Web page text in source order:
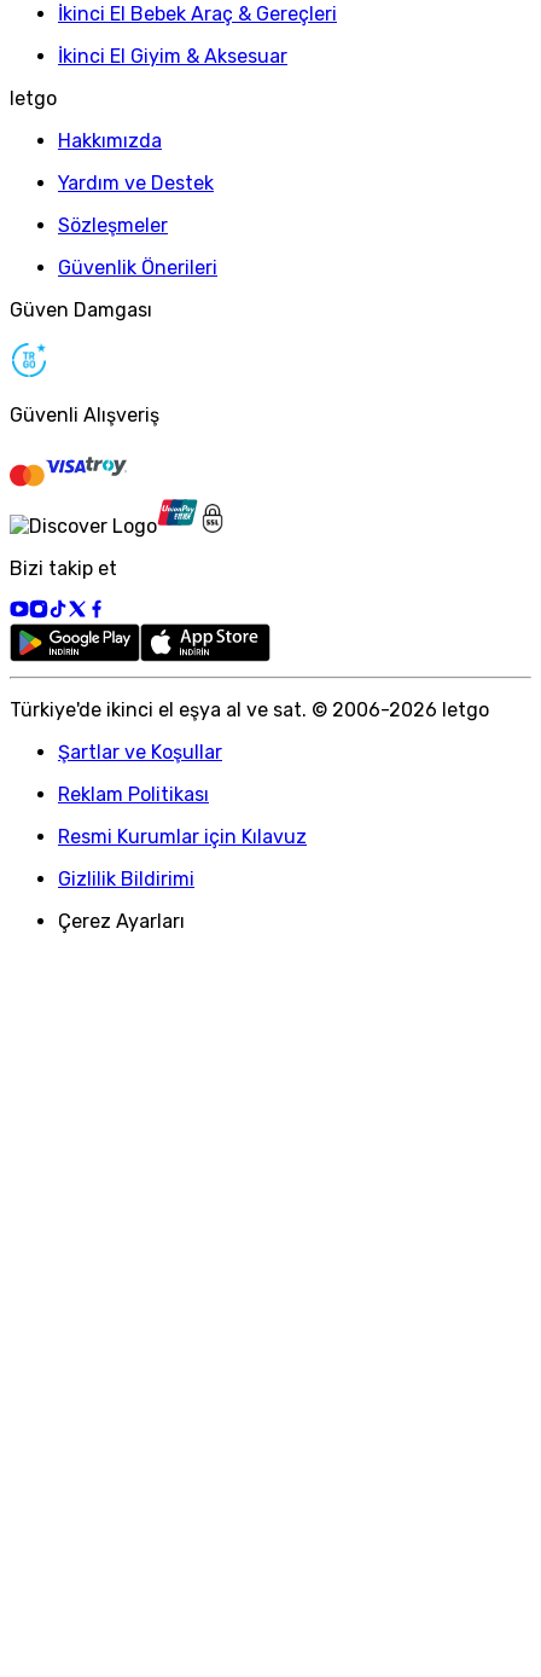
İkinci El Bebek Araç & Gereçleri
İkinci El Giyim & Aksesuar
letgo
Hakkımızda
Yardım ve Destek
Sözleşmeler
Güvenlik Önerileri
Güven Damgası
Güvenli Alışveriş
Bizi takip et
Türkiye'de ikinci el eşya al ve sat. © 2006-2026 letgo
Şartlar ve Koşullar
Reklam Politikası
Resmi Kurumlar için Kılavuz
Gizlilik Bildirimi
Çerez Ayarları